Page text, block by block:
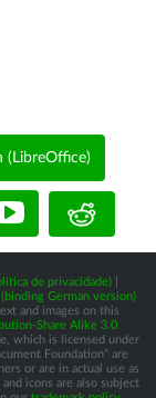
(LibreOffice)
de privacidade)
German version)
and images on this
Share Alike 3.0
which is licensed under
Foundation” are
or are in actual use as
icons are also subject